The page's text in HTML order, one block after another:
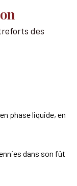
des
phase liquide, en
dans son fût